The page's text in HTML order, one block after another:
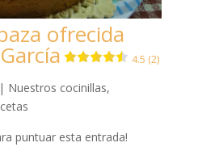
ofrecida
4.5 (2)
| Nuestros cocinillas,
puntuar esta entrada!